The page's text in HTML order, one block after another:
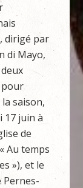
dirigé par
di Mayo,
pour
saison,
17 juin à
de
Au temps
»), et le
Pernes-